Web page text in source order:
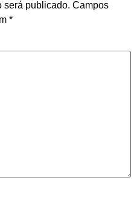
será publicado. Campos
*